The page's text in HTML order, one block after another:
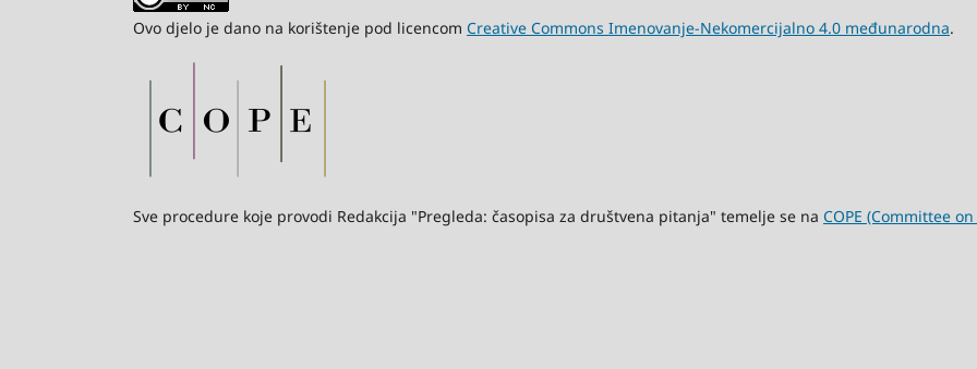
Ovo djelo je dano na korištenje pod licencom Creative Commons Imenovanje-Nekomercijalno 4.0 međunarodna.
Sve procedure koje provodi Redakcija "Pregleda: časopisa za društvena pitanja" temelje se na COPE (Committee